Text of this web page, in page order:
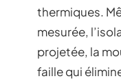
thermiques.
mesurée,
projetée, la
faille qui